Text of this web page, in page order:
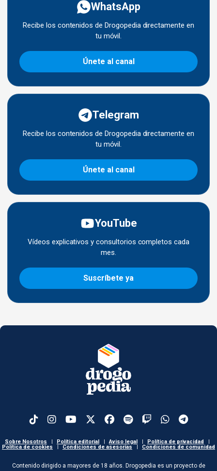
WhatsApp
Recibe los contenidos de Drogopedia directamente en
tu móvil.
Únete al canal
Telegram
Recibe los contenidos de Drogopedia directamente en
tu móvil.
Únete al canal
YouTube
Vídeos explicativos y consultorios completos cada
mes.
Suscríbete ya
Sobre Nosotros Política editorial Aviso legal Política de privacidad
Política de cookies
Condiciones de asesorías Condiciones de comunidad
Contenido dirigido a mayores de 18 años. Drogopedia es un proyecto de